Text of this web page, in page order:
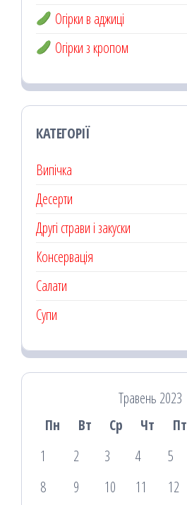
Огірки в аджиці
Огірки з кропом
КАТЕГОРІЇ
Випічка
Десерти
Другі страви і закуски
Консервація
Салати
Супи
Травень 2023
Пн
Вт Ср Чт Пт
1
2 3 4 5
8
9 10 11 12